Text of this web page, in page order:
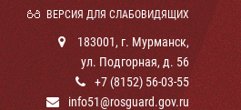
ВЕРСИЯ ДЛЯ СЛАБОВИДЯЩИХ
183001, г. Мурманск,
ул. Подгорная, д. 56
+7 (8152) 56-03-55
info51@rosguard.gov.ru